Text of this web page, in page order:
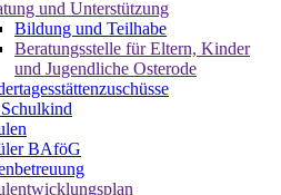
und Unterstützung
Bildung und Teilhabe
Beratungsstelle für Eltern, Kinder
und Jugendliche Osterode
BAföG